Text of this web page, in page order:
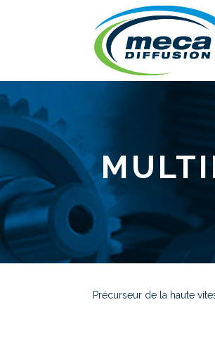
Précurseur de la haute